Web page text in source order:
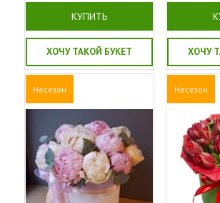
КУПИТЬ
ХОЧУ ТАКОЙ БУКЕТ ХОЧУ
Несезон Несезон